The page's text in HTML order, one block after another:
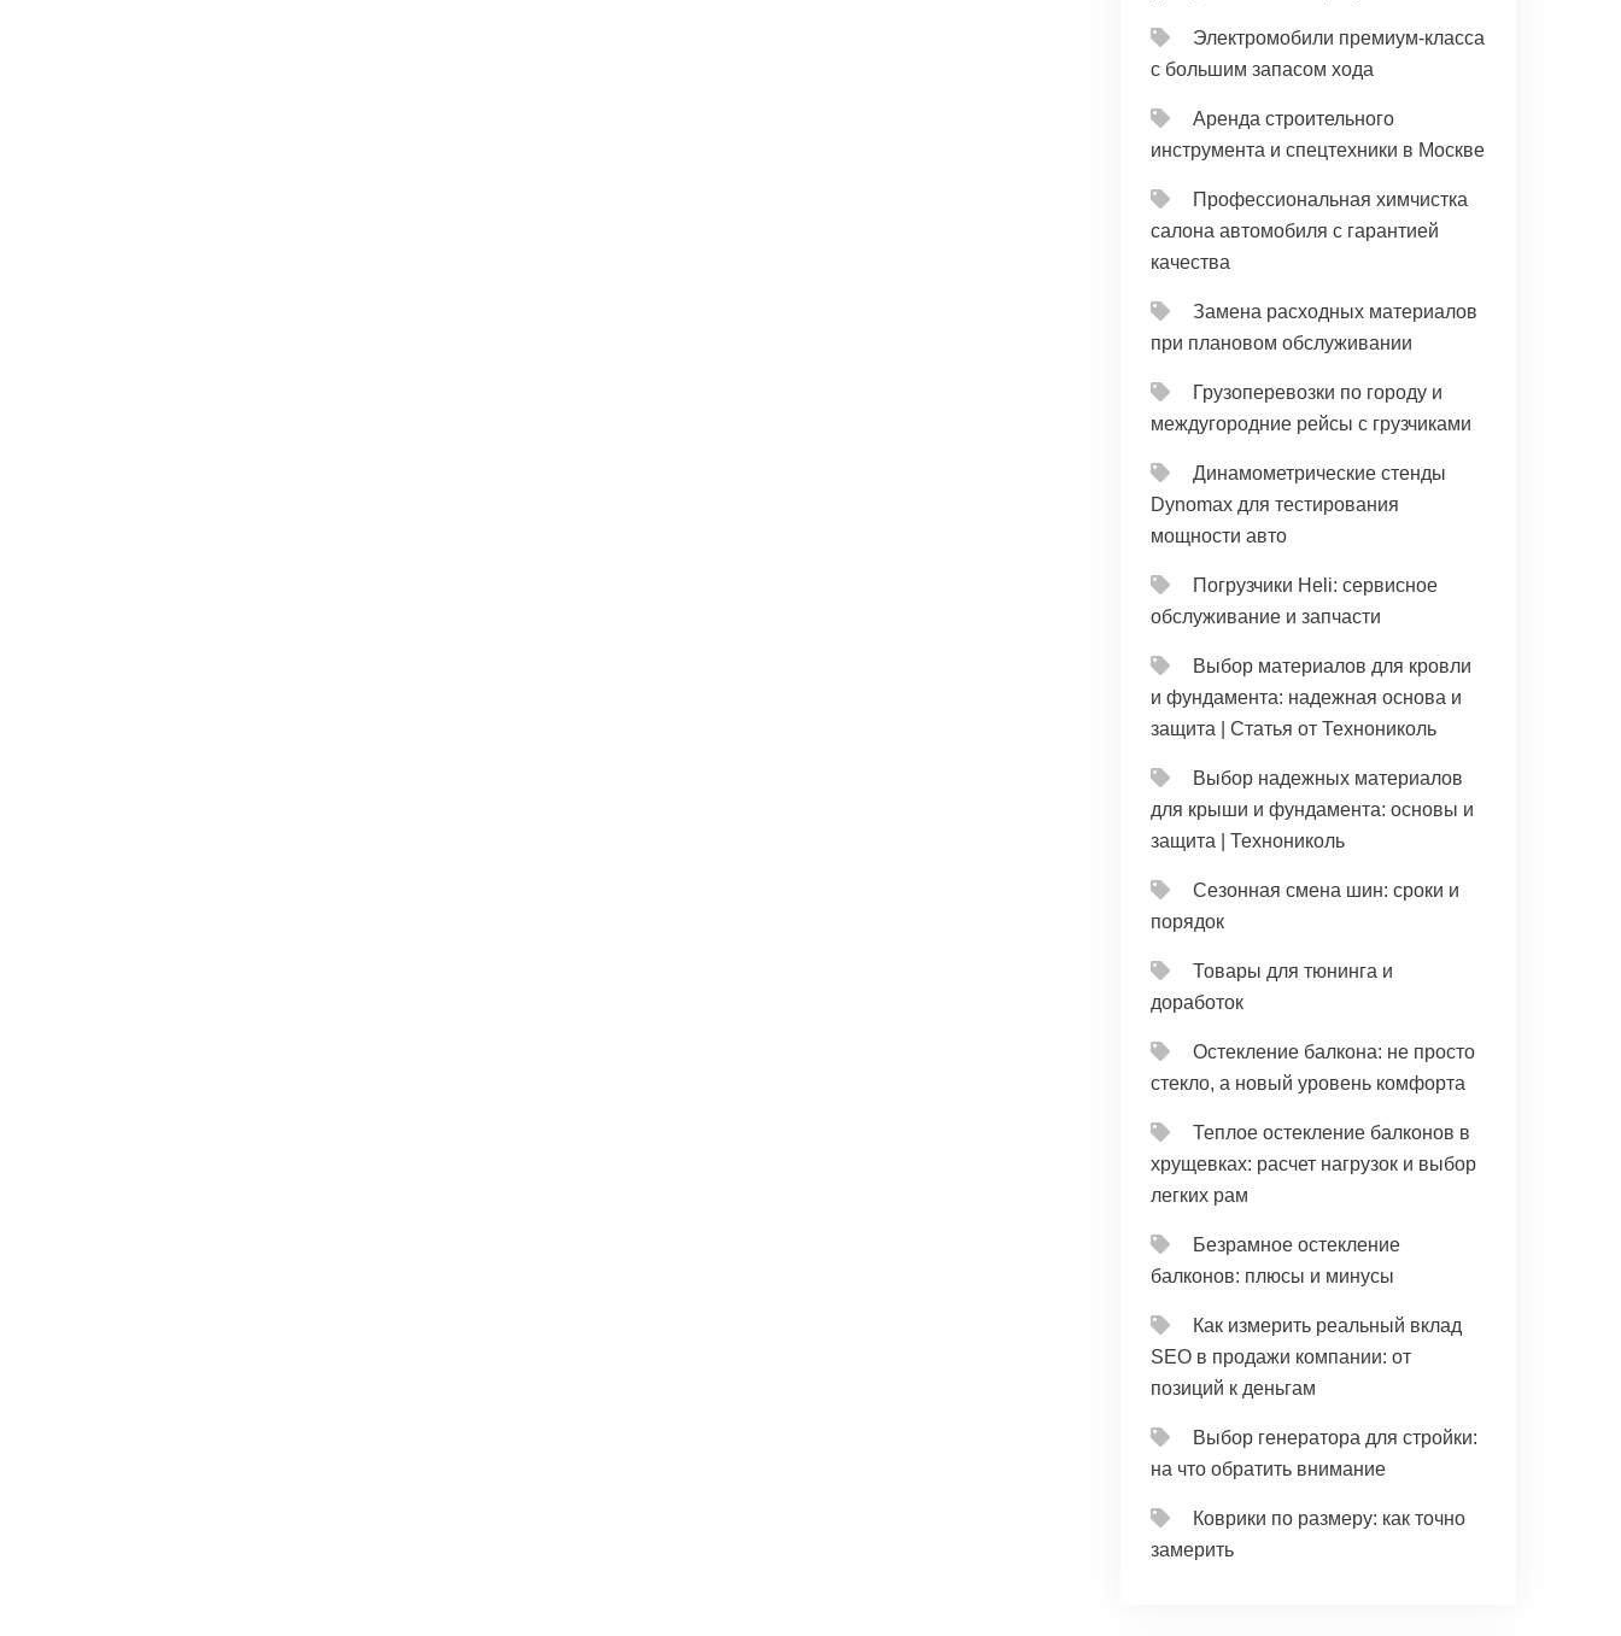
Электромобили премиум-класса
с большим запасом хода
Аренда строительного
инструмента и спецтехники в Москве
Профессиональная химчистка
салона автомобиля с гарантией
качества
Замена расходных материалов
при плановом обслуживании
Грузоперевозки по городу и
междугородние рейсы с грузчиками
Динамометрические стенды
Dynomax для тестирования
мощности авто
Погрузчики Heli: сервисное
обслуживание и запчасти
Выбор материалов для кровли
и фундамента: надежная основа и
защита | Статья от Технониколь
Выбор надежных материалов
для крыши и фундамента: основы и
защита | Технониколь
Сезонная смена шин: сроки и
порядок
Товары для тюнинга и
доработок
Остекление балкона: не просто
стекло, а новый уровень комфорта
Теплое остекление балконов в
хрущевках: расчет нагрузок и выбор
легких рам
Безрамное остекление
балконов: плюсы и минусы
Как измерить реальный вклад
SEO в продажи компании: от
позиций к деньгам
Выбор генератора для стройки:
на что обратить внимание
Коврики по размеру: как точно
замерить